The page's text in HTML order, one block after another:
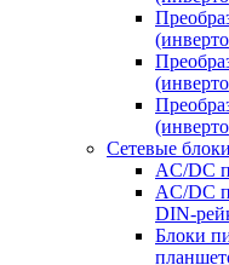
Сетевые
AC/DC
AC/DC
DIN-
Блоки